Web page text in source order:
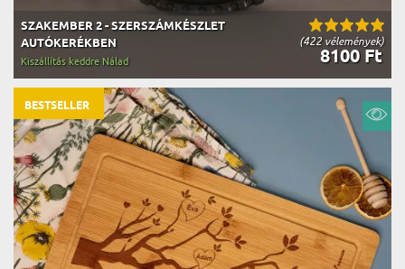
(422 vélemények)
SZAKEMBER 2 - SZERSZÁMKÉSZLET
AUTÓKERÉKBEN
8100 Ft
Kiszállítás keddre Nálad
BESTSELLER